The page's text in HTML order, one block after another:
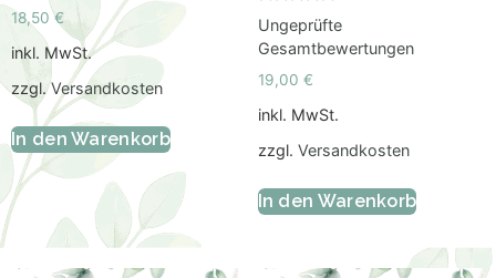
18,50€
inkl. MwSt.
zzgl.Versandkosten
In den Warenkorb
mit
5.00
von 5
Ungeprüfte
Gesamtbewertungen
19,00 €
inkl. MwSt.
zzgl. Versandkosten
In den Warenkorb